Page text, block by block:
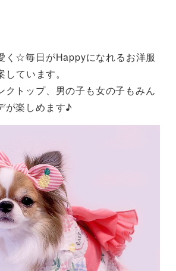
く☆毎日がHappyになれるお洋服
ています。
クトップ、男の子も女の子もみん
が楽しめます♪